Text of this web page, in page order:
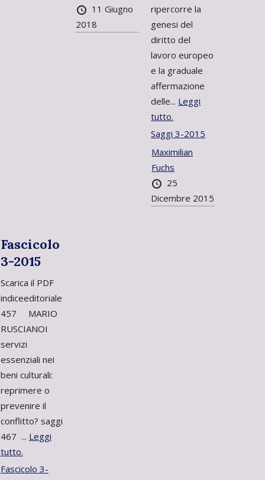
11 Giugno
2018
ripercorre la
genesi del
diritto del
lavoro europeo
e la graduale
affermazione
delle... Leggi
tutto.
Saggi 3-2015
Maximilian
Fuchs
25
Dicembre 2015
Fascicolo
3-2015
Scarica il PDF
indiceeditoriale
457 MARIO
RUSCIANOI
servizi
essenziali nei
beni culturali:
reprimere o
prevenire il
conflitto? saggi
467 ... Leggi
tutto.
Fascicolo 3-